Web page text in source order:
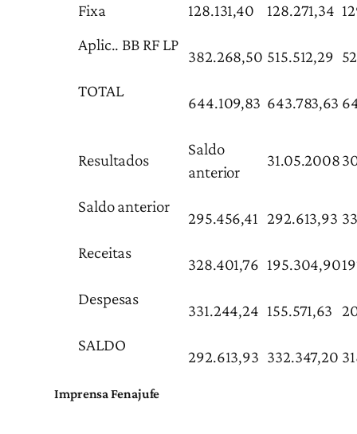
Fixa
128.131,40 128.271,34
Aplic.. BB RF LP
382.268,50 515.512,29
TOTAL
644.109,83 643.783,63
Resultados
Saldo
anterior
31.05.2008
Saldo anterior
295.456,41 292.613,93
Receitas
328.401,76 195.304,90
Despesas
331.244,24 155.571,63
SALDO
292.613,93 332.347,20
Imprensa Fenajufe